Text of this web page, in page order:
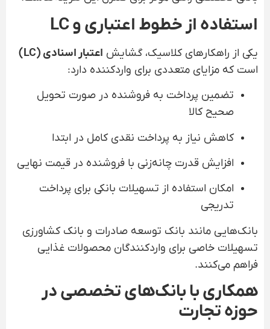
استفاده از خطوط اعتباری و LC
یکی از راهکارهای کلاسیک، گشایش اعتبار اسنادی (LC)
است که مزایای متعددی برای واردکننده دارد:
تضمین پرداخت به فروشنده در صورت تحویل
صحیح کالا
کاهش نیاز به پرداخت نقدی کامل در ابتدا
افزایش قدرت چانه‌زنی با فروشنده در قیمت نهایی
امکان استفاده از تسهیلات بانکی برای پرداخت
تدریجی
بانک‌هایی مانند بانک توسعه صادرات و بانک کشاورزی
تسهیلات خاصی برای واردکنندگان محصولات غذایی
فراهم می‌کنند.
همکاری با بانک‌های تخصصی در
حوزه تجارت